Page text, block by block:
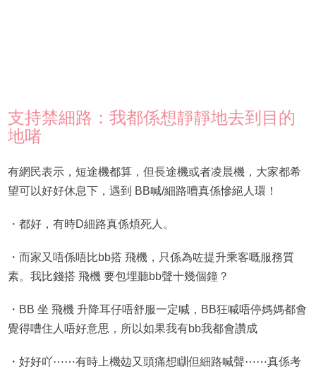
支持禁細路：我都係想靜靜地去到目的
地啫
有網民表示，短途機都算，但長途機或者凌晨機，大家都希
望可以好好休息下，遇到 BB喊/細路嘈真係慘絕人環！
・都好，有時D細路真係煩死人。
・而家又唔係唔比bb搭 飛機，只係為咗提升乘客嘅服務質
素。我比錢搭 飛機 要包埋聽bb聲十幾個鐘？
・BB 坐 飛機 升降耳仔唔舒服一定喊，BB狂喊唔停媽媽都會
覺得嘈住人唔好意思，所以如果我有bb我都會讚成
・好好吖⋯⋯有時上機攰又頭痛想瞓但細路喊聲⋯⋯真係考